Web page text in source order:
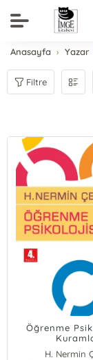
Anasayfa Yazar
Filtre
Öğrenme
H. Nermin